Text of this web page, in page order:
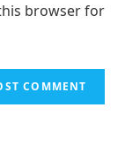
browser for